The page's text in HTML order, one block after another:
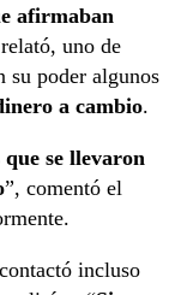
afirmaban
uno de
su poder algunos
a cambio.
que se llevaron
”, comentó el
incluso